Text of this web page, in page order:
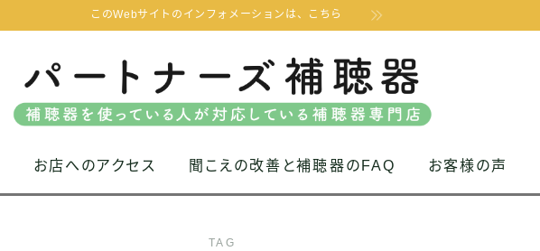
このWebサイトのインフォメーションは、こちら
お店へのアクセス 聞こえの改善と補聴器のFAQ お客様の声
TAG